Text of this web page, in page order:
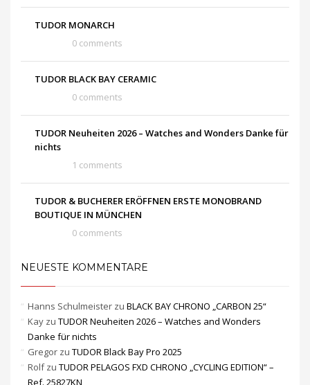
TUDOR MONARCH
0 comments
TUDOR BLACK BAY CERAMIC
0 comments
TUDOR Neuheiten 2026 – Watches and Wonders Danke für
nichts
1 comments
TUDOR & BUCHERER ERÖFFNEN ERSTE MONOBRAND
BOUTIQUE IN MÜNCHEN
0 comments
NEUESTE KOMMENTARE
Hanns Schulmeister zu BLACK BAY CHRONO „CARBON 25“
Kay zu TUDOR Neuheiten 2026 – Watches and Wonders
Danke für nichts
Gregor zu TUDOR Black Bay Pro 2025
Rolfzu TUDOR PELAGOS FXD CHRONO „CYCLING EDITION“ –
Ref. 25827KN